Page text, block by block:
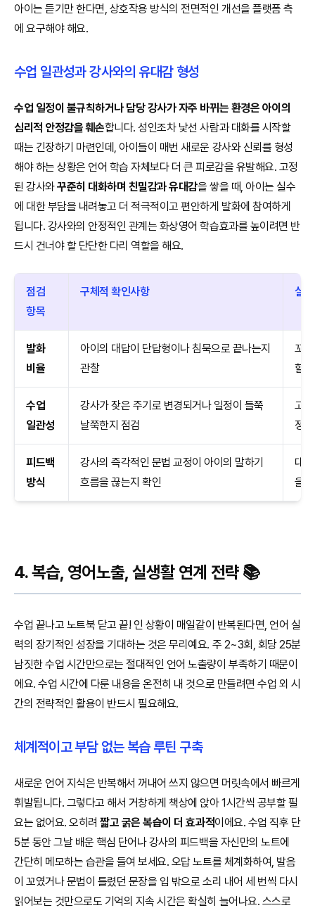
아이는 듣기만 한다면, 상호작용 방식의 전면적인 개선을 플랫폼 측
에 요구해야 해요.
수업 일관성과 강사와의 유대감 형성
수업 일정이 불규칙하거나 담당 강사가 자주 바뀌는 환경은 아이의
심리적 안정감을 훼손합니다. 성인조차 낯선 사람과 대화를 시작할
때는 긴장하기 마련인데, 아이들이 매번 새로운 강사와 신뢰를 형성
해야 하는 상황은 언어 학습 자체보다 더 큰 피로감을 유발해요. 고정
된 강사와꾸준히 대화하며 친밀감과 유대감을 쌓을 때, 아이는 실수
에 대한 부담을 내려놓고 더 적극적이고 편안하게 발화에 참여하게
됩니다. 강사와의 안정적인 관계는 화상영어 학습효과를 높이려면 반
드시 건너야 할 단단한 다리 역할을 해요.
점검
항목
구체적 확인사항 실
발화
비율
아이의 대답이 단답형이나 침묵으로 끝나는지
관찰
꼬
할
수업
일관성
강사가 잦은 주기로 변경되거나 일정이 들쭉
날쭉한지 점검
고
정
피드백
방식
강사의 즉각적인 문법 교정이 아이의 말하기
흐름을 끊는지 확인
대
을
4. 복습, 영어노출, 실생활 연계 전략 📚
수업 끝나고 노트북 닫고 끝! 인 상황이 매일같이 반복된다면, 언어 실
력의 장기적인 성장을 기대하는 것은 무리예요. 주 2~3회, 회당 25분
남짓한 수업 시간만으로는 절대적인 언어 노출량이 부족하기 때문이
에요. 수업 시간에 다룬 내용을 온전히 내 것으로 만들려면 수업 외 시
간의 전략적인 활용이 반드시 필요해요.
체계적이고 부담 없는 복습 루틴 구축
새로운 언어 지식은 반복해서 꺼내어 쓰지 않으면 머릿속에서 빠르게
휘발됩니다. 그렇다고 해서 거창하게 책상에 앉아 1시간씩 공부할 필
요는 없어요. 오히려짧고 굵은 복습이 더 효과적이에요. 수업 직후 단
5분 동안 그날 배운 핵심 단어나 강사의 피드백을 자신만의 노트에
간단히 메모하는 습관을 들여 보세요. 오답 노트를 체계화하여, 발음
이 꼬였거나 문법이 틀렸던 문장을 입 밖으로 소리 내어 세 번씩 다시
읽어보는 것만으로도 기억의 지속 시간은 확실히 늘어나요. 스스로